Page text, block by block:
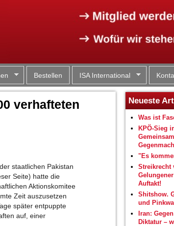
Bestellen ISA International
verhafteten
staatlichen Pakistan
Seite) hatte die
Aktionskomitee
Zeit auszusetzen
später entpuppte
auf, einer
Neueste
Was ist
KPÖ-Sieg
"Es
Streikrecht
Auftakt!
Shitshow.
und
Iran:
Diktatur –